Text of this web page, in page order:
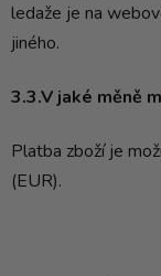
ledaže je na
jiného.
3.3.V jaké měně
Platba zboží je
(EUR).